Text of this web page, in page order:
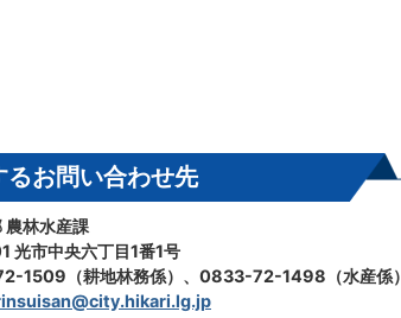
るお問い合わせ先
農林水産課
光市中央六丁目1番1号
1509（耕地林務係）、0833-72-1498（水産係）